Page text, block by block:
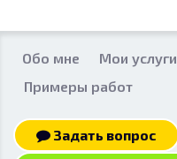
Обо мне Мои услуги
Примеры работ
Задать вопрос